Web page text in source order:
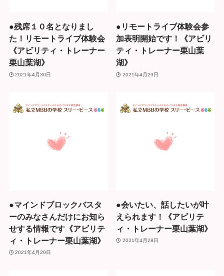
●残席１０名となりまし
た！リモートライブ体験会
《アビリティ・トレーナー
栗山葉湖》
2021年4月30日
●リモートライブ体験会参
加表明開始です！《アビリ
ティ・トレーナー栗山葉
湖》
2021年4月29日
●マインドブロックバスタ
ーのみなさんだけにお知ら
せする情報です《アビリテ
ィ・トレーナー栗山葉湖》
2021年4月29日
●会いたい、話したいが叶
えられます！《アビリテ
ィ・トレーナー栗山葉湖》
2021年4月28日